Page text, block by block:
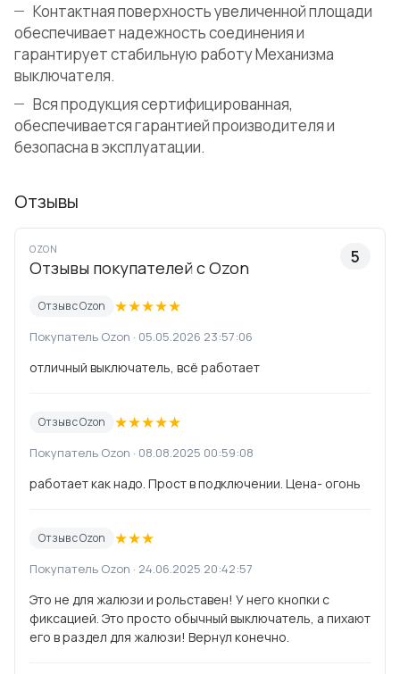
Контактная поверхность увеличенной площади
обеспечивает надежность соединения и
гарантирует стабильную работу Механизма
выключателя.
Вся продукция сертифицированная,
обеспечивается гарантией производителя и
безопасна в эксплуатации.
Отзывы
OZON
Отзывы покупателей с Ozon
5
Отзыв с Ozon ★★★★★
Покупатель Ozon · 05.05.2026 23:57:06
отличный выключатель, всё работает
Отзыв с Ozon ★★★★★
Покупатель Ozon · 08.08.2025 00:59:08
работает как надо. Прост в подключении. Цена- огонь
Отзыв с Ozon ★★★
Покупатель Ozon · 24.06.2025 20:42:57
Это не для жалюзи и рольставен! У него кнопки с
фиксацией. Это просто обычный выключатель, а пихают
его в раздел для жалюзи! Вернул конечно.